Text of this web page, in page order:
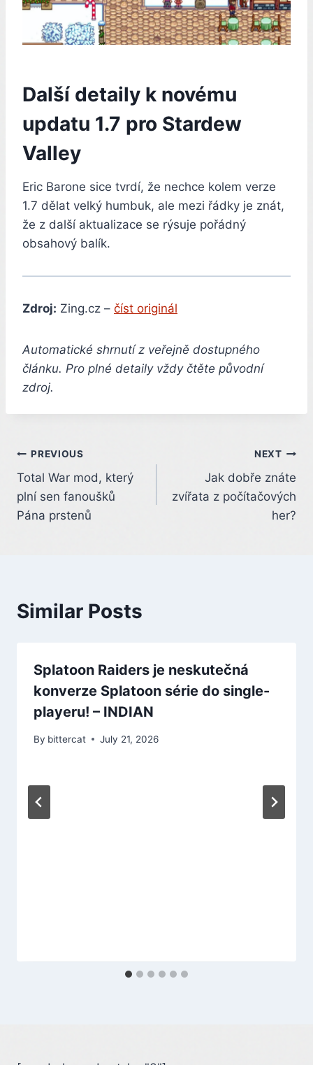
Další detaily k novému
updatu 1.7 pro Stardew
Valley
Eric Barone sice tvrdí, že nechce kolem verze
1.7 dělat velký humbuk, ale mezi řádky je znát,
že z další aktualizace se rýsuje pořádný
obsahový balík.
Zdroj: Zing.cz – číst originál
Automatické shrnutí z veřejně dostupného
článku. Pro plné detaily vždy čtěte původní
zdroj.
Post
navigation
PREVIOUS
Total War mod, který
plní sen fanoušků
Pána prstenů
NEXT
Jak dobře znáte
zvířata z počítačových
her?
Similar Posts
Splatoon Raiders je neskutečná
konverze Splatoon série do single-
playeru! – INDIAN
By bittercat July 21, 2026